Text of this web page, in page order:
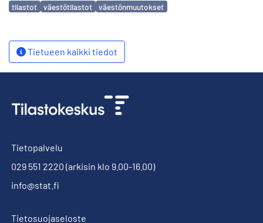
tilastot väestötilastot väestönmuutokset
Tietueen kaikki tiedot
Tietopalvelu
029 551 2220 (arkisin klo 9.00-16.00)
info@stat.fi
Tietosuojaseloste